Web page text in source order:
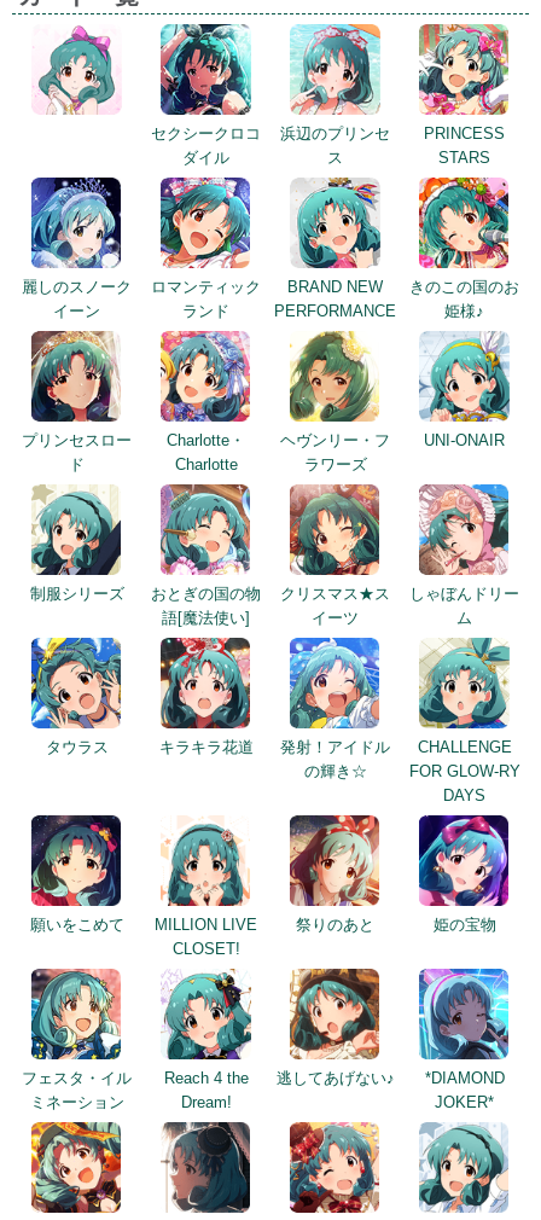
セクシークロコ
ダイル
浜辺のプリンセ
ス
PRINCESS
STARS
麗しのスノーク
イーン
ロマンティック
ランド
BRAND NEW
PERFORMANCE
きのこの国のお
姫様♪
プリンセスロー
ド
Charlotte・
Charlotte
ヘヴンリー・フ
ラワーズ
UNI-ONAIR
制服シリーズ
おとぎの国の物
語[魔法使い]
クリスマス★ス
イーツ
しゃぼんドリー
ム
タウラス キラキラ花道
発射！アイドル
の輝き☆
CHALLENGE
FOR GLOW-RY
DAYS
願いをこめて
MILLION LIVE
CLOSET!
祭りのあと 姫の宝物
フェスタ・イル
ミネーション
Reach 4 the
Dream!
逃してあげない♪
*DIAMOND
JOKER*